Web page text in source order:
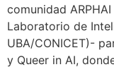
comunidad
Laboratorio de
UBA/CONICET)-
y Queer in AI,